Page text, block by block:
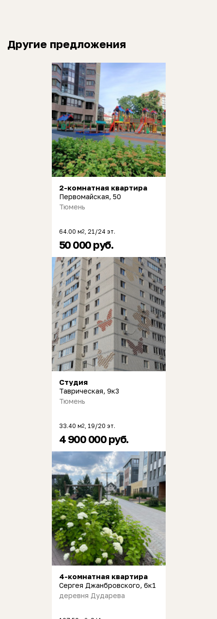
Другие предложения
2-комнатная квартира
Первомайская, 50
Тюмень
64.00 м2 , 21/24 эт.
50 000 руб.
Студия
Таврическая, 9к3
Тюмень
33.40 м2 , 19/20 эт.
4 900 000 руб.
4-комнатная квартира
Сергея Джанбровского, 6к1
деревня Дударева